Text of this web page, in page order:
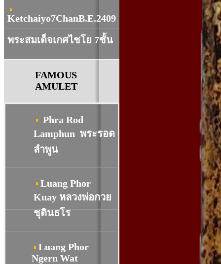
Ketchaiyo7ChanB.E.2409
พระสมเด็จเกศไชโย 7ชั้น
FAMOUS
AMULET
Phra Rod
Lamphun พระรอด
ลำพูน
Luang Phor
Kuay หลวงพ่อกวย
ชุตินธโร
Luang Phor
Ngern Wat